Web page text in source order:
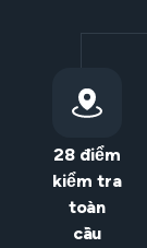
28 điểm
kiểm tra
toàn
cầu